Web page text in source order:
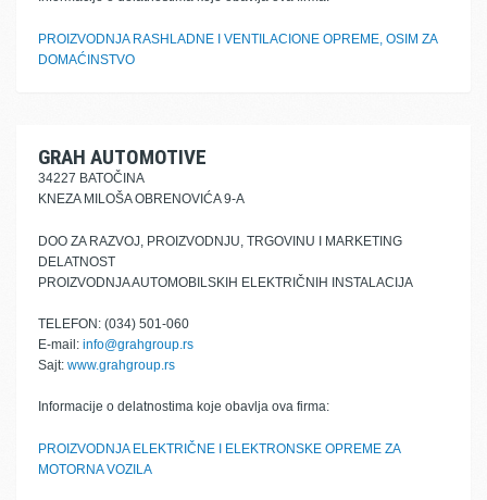
PROIZVODNJA RASHLADNE I VENTILACIONE OPREME, OSIM ZA
DOMAĆINSTVO
GRAH AUTOMOTIVE
34227 BATOČINA
KNEZA MILOŠA OBRENOVIĆA 9-A
DOO ZA RAZVOJ, PROIZVODNJU, TRGOVINU I MARKETING
DELATNOST
PROIZVODNJA AUTOMOBILSKIH ELEKTRIČNIH INSTALACIJA
TELEFON: (034) 501-060
E-mail: info@grahgroup.rs
Sajt: www.grahgroup.rs
Informacije o delatnostima koje obavlja ova firma:
PROIZVODNJA ELEKTRIČNE I ELEKTRONSKE OPREME ZA
MOTORNA VOZILA